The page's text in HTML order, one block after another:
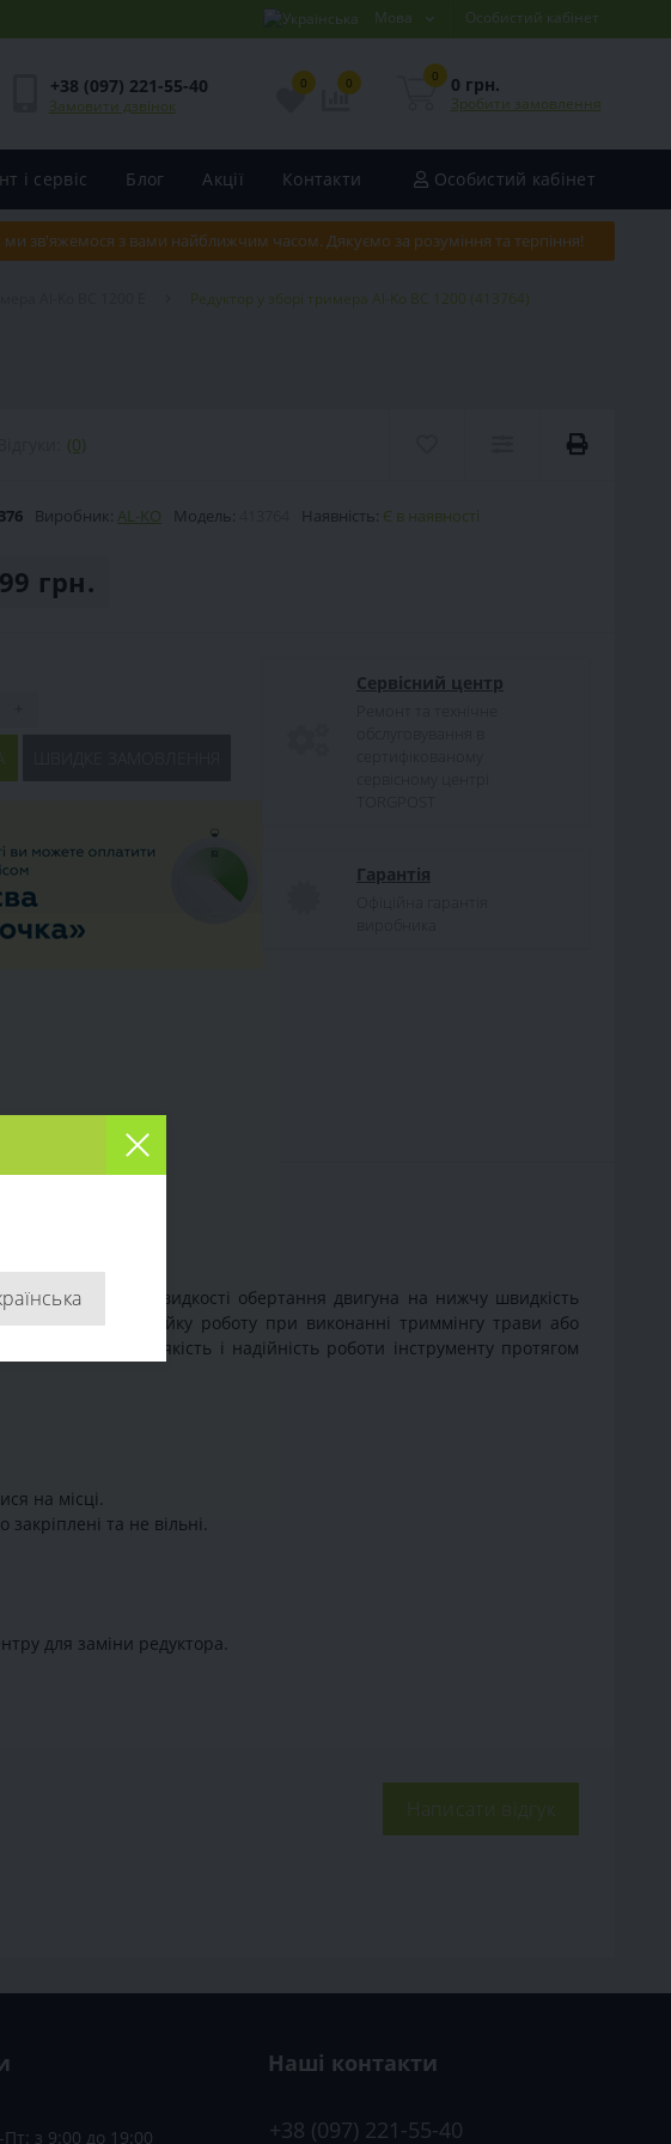
Мова Особистий кабінет
+38 (097) 221-55-40
Замовити дзвінок
0 0 0 0 грн.
Зробити замовлення
і сервіс Блог Акції Контакти Особистий кабінет
зв'яжемося з вами найближчим часом. Дякуємо за розуміння та терпіння!
Редуктор у зборі тримера Al-Ko BC 1200 (413764)
(0)
Виробник: AL-KO Модель: Наявність: Є в наявності
грн.
Сервісний центр
Гарантія
- 413764.
високої швидкості обертання двигуна на нижчу швидкість
точну та стійку роботу при виконанні триммінгу трави або
високу якість і надійність роботи інструменту протягом
на місці.
та не вільні.
для заміни редуктора.
Написати відгук
з 9:00 до 19:00
Наші контакти
+38 (097) 221-55-40